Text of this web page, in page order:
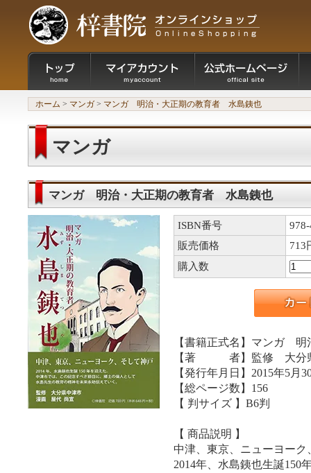
ホーム > マンガ > マンガ 明治・大正期の教育者 水島銕也
マンガ
マンガ 明治・大正期の教育者 水島銕也
ISBN番号
販売価格
713
購入数
【書籍正式名】マンガ
【著 者】監修 大分県
【発行年月日】2015年5月
【総ページ数】156
【 判サイズ 】B6判
【 商品説明 】
中津、東京、ニューヨーク
2014年、水島銕也生誕150